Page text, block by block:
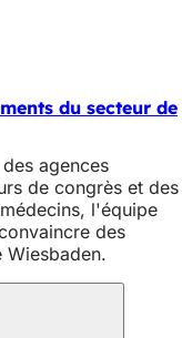
du secteur de
agences
de congrès et des
l'équipe
des
Wiesbaden.